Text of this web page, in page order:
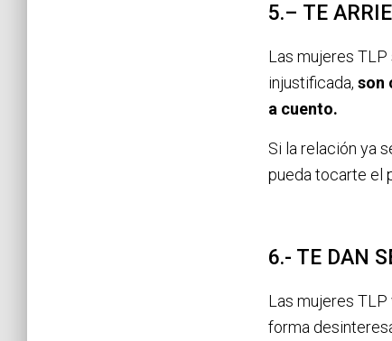
5.– TE
Las mujeres TLP
injustificada, son
a cuento.
Si la relación ya
pueda tocarte el
6.- TE DAN
Las mujeres
forma